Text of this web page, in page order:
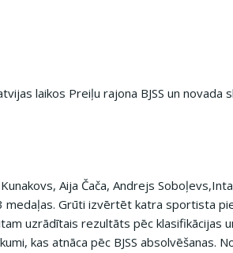
laikos Preiļu rajona BJSS un novada
Aija Čača, Andrejs
medaļas. Grūti izvērtēt katra sportista
uzrādītais rezultāts pēc klasifikācijas
kas atnāca pēc BJSS absolvēšanas.